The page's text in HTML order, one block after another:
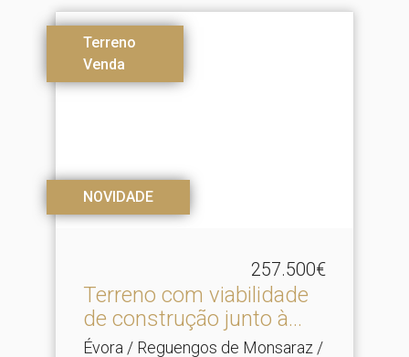
Terreno
Venda
NOVIDADE
257.500€
Terreno com viabilidade
de construção junto à.​..
Évora / Reguengos de Monsaraz /